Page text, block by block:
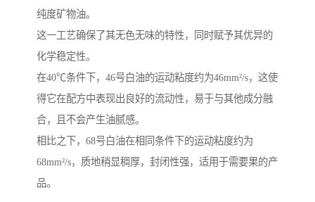
纯度矿物油。
这一工艺确保了其无色无味的特性，同时赋予其优异的
化学稳定性。
在40℃条件下，46号白油的运动粘度约为46mm²/s，这使
得它在配方中表现出良好的流动性，易于与其他成分融
合，且不会产生油腻感。
相比之下，68号白油在相同条件下的运动粘度约为
68mm²/s，质地稍显稠厚，封闭性强，适用于需要果的产
品。